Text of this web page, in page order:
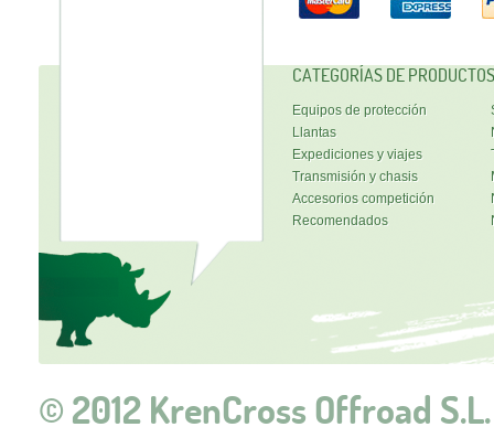
CATEGORÍAS DE PRODUCTOS
Equipos de protección
Llantas
Expediciones y viajes
Transmisión y chasis
Accesorios competición
Recomendados
© 2012 KrenCross Offroad S.L.